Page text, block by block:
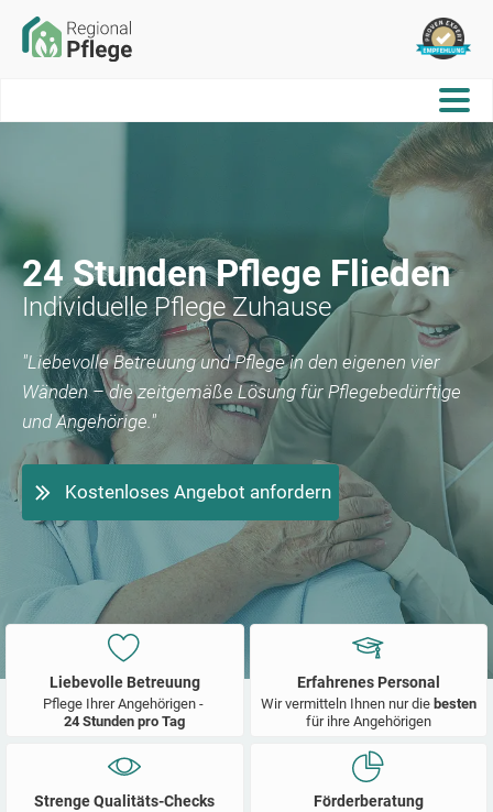
24 Stunden Pflege Flieden
Individuelle Pflege Zuhause
"Liebevolle Betreuung und Pflege in den eigenen vier
Wänden – die zeitgemäße Lösung für Pflegebedürftige
und Angehörige."
Kostenloses Angebot anfordern
Liebevolle Betreuung
Pflege Ihrer Angehörigen -
24 Stunden pro Tag
Erfahrenes Personal
Wir vermitteln Ihnen nur die besten
für ihre Angehörigen
Strenge Qualitäts-Checks Förderberatung